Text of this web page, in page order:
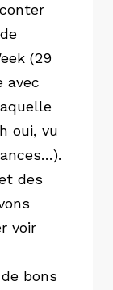
(29
avec
oui, vu
des
voir
bons